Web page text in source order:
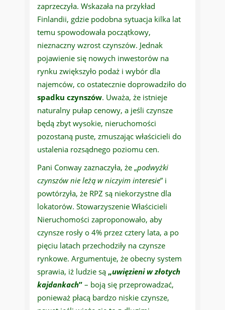
zaprzeczyła. Wskazała na przykład
Finlandii, gdzie podobna sytuacja kilka lat
temu spowodowała początkowy,
nieznaczny wzrost czynszów. Jednak
pojawienie się nowych inwestorów na
rynku zwiększyło podaż i wybór dla
najemców, co ostatecznie doprowadziło do
spadku czynszów. Uważa, że istnieje
naturalny pułap cenowy, a jeśli czynsze
będą zbyt wysokie, nieruchomości
pozostaną puste, zmuszając właścicieli do
ustalenia rozsądnego poziomu cen.
Pani Conway zaznaczyła, że „podwyżki
czynszów nie leżą w niczyim interesie” i
powtórzyła, że RPZ są niekorzystne dla
lokatorów. Stowarzyszenie Właścicieli
Nieruchomości zaproponowało, aby
czynsze rosły o 4% przez cztery lata, a po
pięciu latach przechodziły na czynsze
rynkowe. Argumentuje, że obecny system
sprawia, iż ludzie są „uwięzieni w złotych
kajdankach” – boją się przeprowadzać,
ponieważ płacą bardzo niskie czynsze,